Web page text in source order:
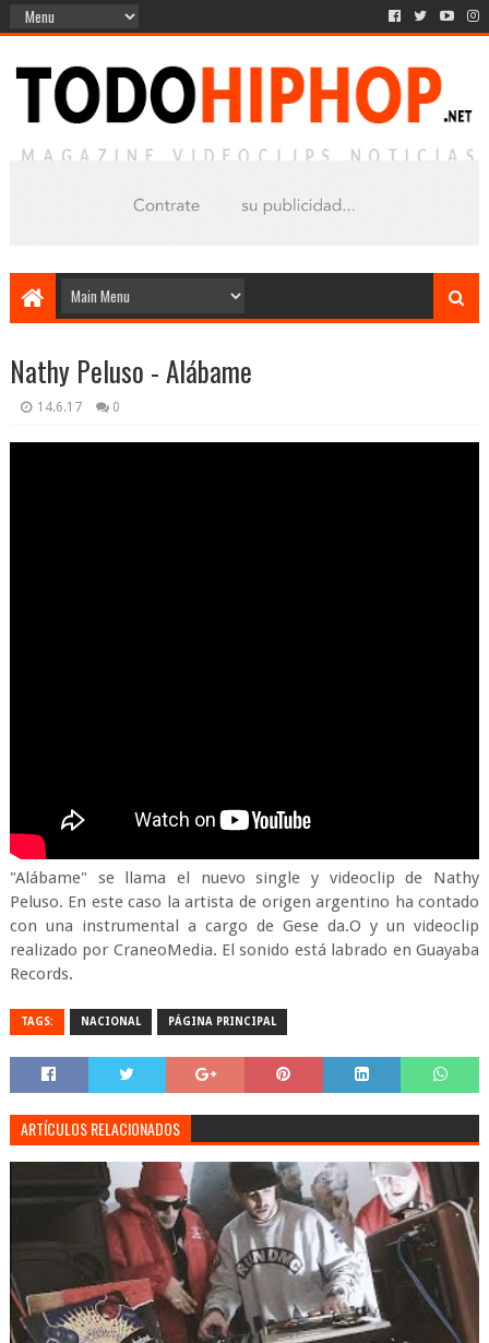
Nathy Peluso - Alábame
14.6.17 0
"Alábame" se llama el nuevo single y videoclip de Nathy
Peluso. En este caso la artista de origen argentino ha contado
con una instrumental a cargo de Gese da.O y un videoclip
realizado por CraneoMedia. El sonido está labrado en Guayaba
Records.
TAGS: NACIONAL PÁGINA PRINCIPAL
ARTÍCULOS RELACIONADOS